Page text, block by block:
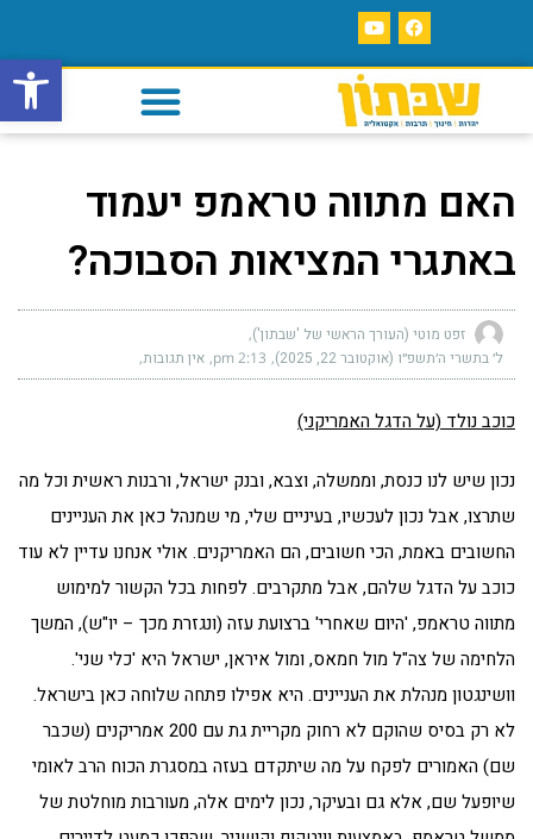
פתח
האם מתווה טראמפ יעמוד
באתגרי המציאות הסבוכה?
זפט מוטי (העורך הראשי של 'שבתון')
ל׳ בתשרי ה׳תשפ״ו (אוקטובר 22, 2025)
2:13 pm אין תגובות
כוכב נולד (על הדגל האמריקני)
נכון שיש לנו כנסת, וממשלה, וצבא, ובנק ישראל, ורבנות ראשית וכל מה
שתרצו, אבל נכון לעכשיו, בעיניים שלי, מי שמנהל כאן את העניינים
החשובים באמת, הכי חשובים, הם האמריקנים. אולי אנחנו עדיין לא עוד
כוכב על הדגל שלהם, אבל מתקרבים. לפחות בכל הקשור למימוש
מתווה טראמפ, 'היום שאחרי' ברצועת עזה (ונגזרת מכך – יו"ש), המשך
הלחימה של צה"ל מול חמאס, ומול איראן, ישראל היא 'כלי שני'.
וושינגטון מנהלת את העניינים. היא אפילו פתחה שלוחה כאן בישראל.
לא רק בסיס שהוקם לא רחוק מקריית גת עם 200 אמריקנים (שכבר
שם) האמורים לפקח על מה שיתקדם בעזה במסגרת הכוח הרב לאומי
שיופעל שם, אלא גם ובעיקר, נכון לימים אלה, מעורבות מוחלטת של